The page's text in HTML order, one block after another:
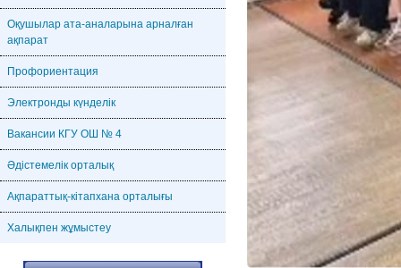
Оқушылар ата-аналарына арналған
ақпарат
Профориентация
Электронды күнделік
Вакансии КГУ ОШ № 4
Әдістемелік орталық
Ақпараттық-кітапхана орталығы
Халықпен жұмыстеу